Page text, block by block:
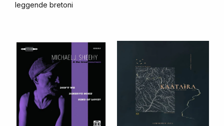
leggende bretoni